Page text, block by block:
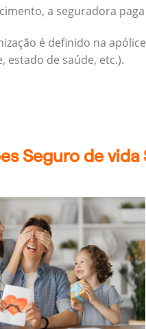
a seguradora
é definido na
estado de saúde, etc.).
Seguro de